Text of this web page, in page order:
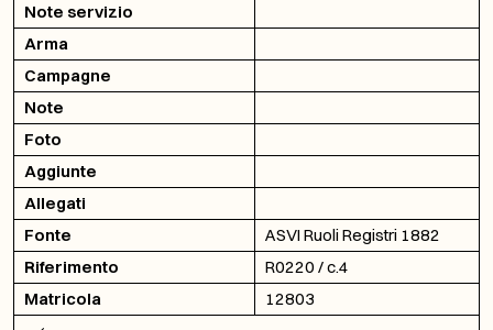
Note servizio
Arma
Campagne
Note
Foto
Aggiunte
Allegati
Fonte
ASVI Ruoli Registri 1882
Riferimento
R0220 / c.4
Matricola
12803